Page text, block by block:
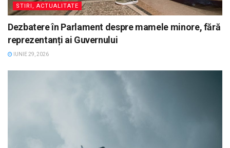
STIRI, ACTUALITATE
Dezbatere în Parlament despre mamele minore, fără
reprezentanți ai Guvernului
IUNIE 29, 2026